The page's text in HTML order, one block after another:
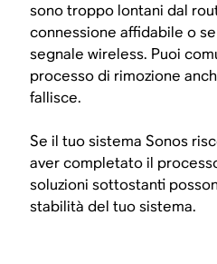
sono troppo lontani dal
connessione affidabile o
segnale wireless. Puoi
processo di rimozione
fallisce.
Se il tuo sistema Sonos
aver completato il
soluzioni sottostanti
stabilità del tuo sistema.